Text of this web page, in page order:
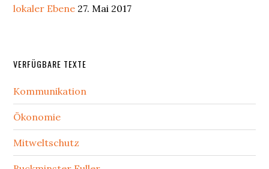
lokaler Ebene 27. Mai 2017
Secondary
Sidebar
VERFÜGBARE TEXTE
Kommunikation
Ökonomie
Mitweltschutz